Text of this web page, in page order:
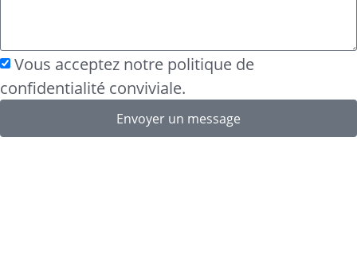
Vous acceptez notre politique de
confidentialité conviviale.
Envoyer un message